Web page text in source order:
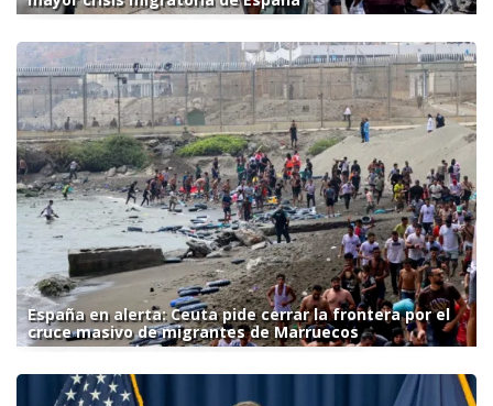
España en alerta: Ceuta pide cerrar la frontera por el
cruce masivo de migrantes de Marruecos